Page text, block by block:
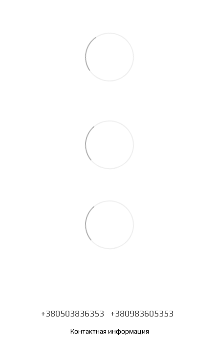
+380503836353 +380983605353
Контактная информация